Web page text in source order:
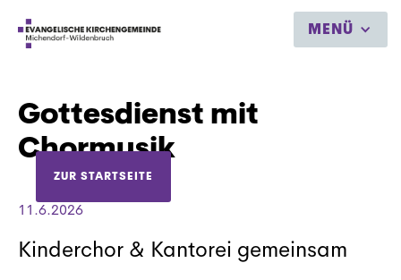
MENÜ
ZUR STARTSEITE
Gottesdienst mit
Chormusik
11.6.2026
Kinderchor & Kantorei gemeinsam